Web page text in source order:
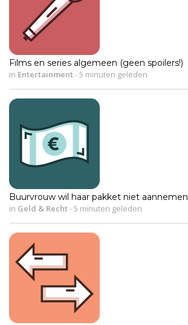
Films en series algemeen (geen spoilers!)
in Entertainment-5 minuten geleden
Buurvrouw wil haar pakket niet aannemen
in Geld & Recht-5 minuten geleden